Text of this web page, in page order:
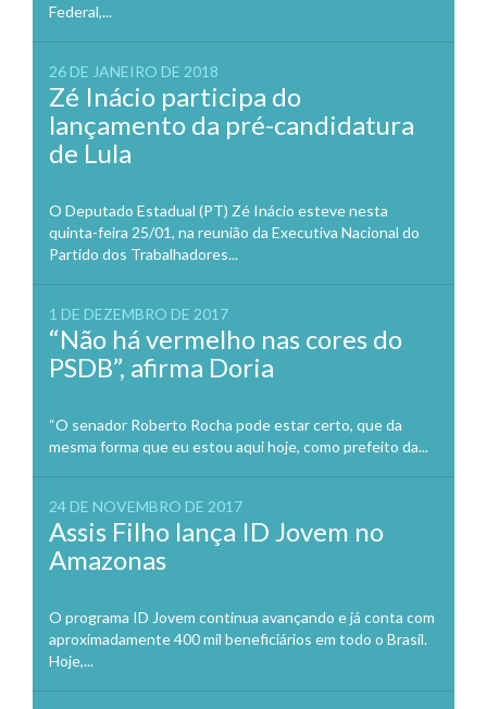
Federal,...
26 DE JANEIRO DE 2018
Zé Inácio participa do
lançamento da pré-candidatura
de Lula
O Deputado Estadual (PT) Zé Inácio esteve nesta
quinta-feira 25/01, na reunião da Executiva Nacional do
Partido dos Trabalhadores...
1 DE DEZEMBRO DE 2017
“Não há vermelho nas cores do
PSDB”, afirma Doria
“O senador Roberto Rocha pode estar certo, que da
mesma forma que eu estou aqui hoje, como prefeito da...
24 DE NOVEMBRO DE 2017
Assis Filho lança ID Jovem no
Amazonas
O programa ID Jovem continua avançando e já conta com
aproximadamente 400 mil beneficiários em todo o Brasil.
Hoje,...